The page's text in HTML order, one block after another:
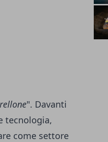
". Davanti
tecnologia,
come settore